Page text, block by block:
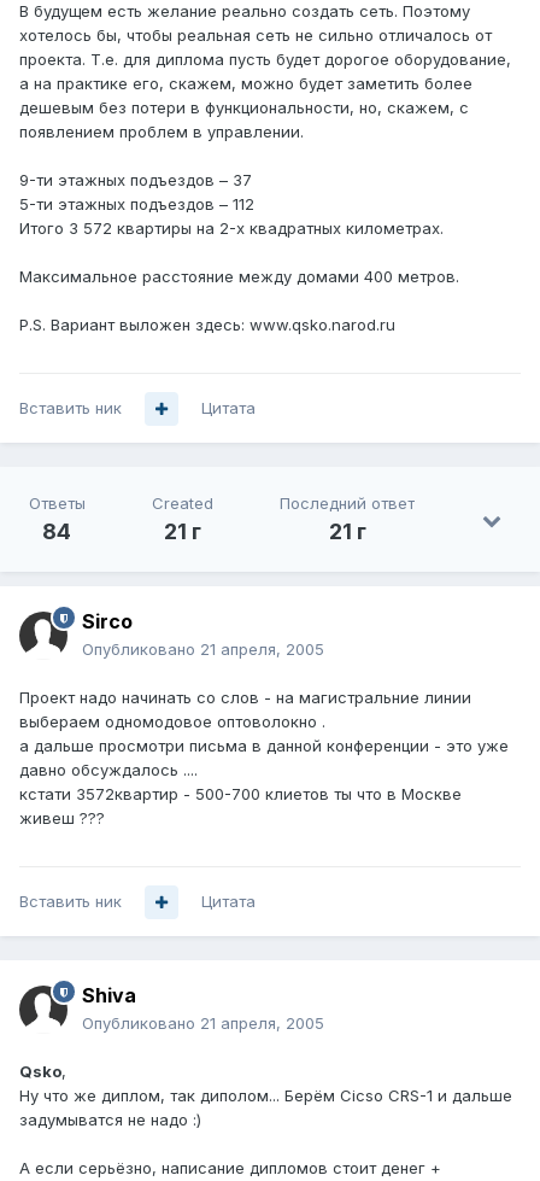
В будущем есть желание реально создать сеть. Поэтому
хотелось бы, чтобы реальная сеть не сильно отличалось от
проекта. Т.е. для диплома пусть будет дорогое оборудование,
а на практике его, скажем, можно будет заметить более
дешевым без потери в функциональности, но, скажем, с
появлением проблем в управлении.
9-ти этажных подъездов – 37
5-ти этажных подъездов – 112
Итого 3 572 квартиры на 2-х квадратных километрах.
Максимальное расстояние между домами 400 метров.
P.S. Вариант выложен здесь: www.qsko.narod.ru
Вставить ник Цитата
Ответы
84
Created
21 г
Последний ответ
21 г
Sirco
Опубликовано 21 апреля, 2005
Проект надо начинать со слов - на магистральние линии
выбераем одномодовое оптоволокно .
а дальше просмотри письма в данной конференции - это уже
давно обсуждалось ....
кстати 3572квартир - 500-700 клиетов ты что в Москве
живеш ???
Вставить ник Цитата
Shiva
Опубликовано 21 апреля, 2005
Qsko,
Ну что же диплом, так диполом... Берём Cicso CRS-1 и дальше
задумыватся не надо :)
А если серьёзно, написание дипломов стоит денег +